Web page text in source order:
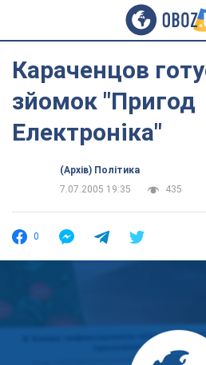
Караченцов
зйомок "Пригод
Електроніка"
(Архів) Політика
7.07.2005 19:35
435
0